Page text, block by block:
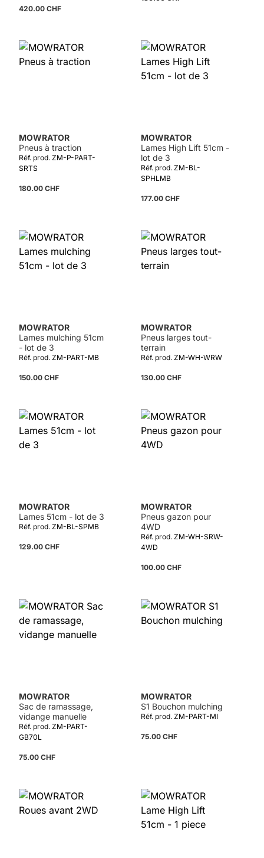
420.00 CHF
MOWRATOR
Pneus à traction
Réf. prod. ZM-P-PART-
SRTS
180.00 CHF
MOWRATOR
Lames High Lift 51cm -
lot de 3
Réf. prod. ZM-BL-
SPHLMB
177.00 CHF
MOWRATOR
Lames mulching 51cm
- lot de 3
Réf. prod. ZM-PART-MB
150.00 CHF
MOWRATOR
Pneus larges tout-
terrain
Réf. prod. ZM-WH-WRW
130.00 CHF
MOWRATOR
Lames 51cm - lot de 3
Réf. prod. ZM-BL-SPMB
129.00 CHF
MOWRATOR
Pneus gazon pour
4WD
Réf. prod. ZM-WH-SRW-
4WD
100.00 CHF
MOWRATOR
Sac de ramassage,
vidange manuelle
Réf. prod. ZM-PART-
GB70L
75.00 CHF
MOWRATOR
S1 Bouchon mulching
Réf. prod. ZM-PART-MI
75.00 CHF